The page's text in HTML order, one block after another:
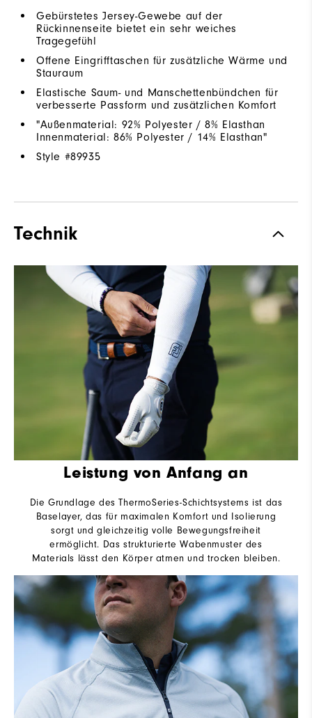
Gebürstetes Jersey-Gewebe auf der
Rückinnenseite bietet ein sehr weiches
Tragegefühl
Offene Eingrifftaschen für zusätzliche Wärme und
Stauraum
Elastische Saum- und Manschettenbündchen für
verbesserte Passform und zusätzlichen Komfort
"Außenmaterial: 92% Polyester / 8% Elasthan
Innenmaterial: 86% Polyester / 14% Elasthan"
Style #89935
Technik
Leistung von Anfang an
Die Grundlage des ThermoSeries-Schichtsystems ist das
Baselayer, das für maximalen Komfort und Isolierung
sorgt und gleichzeitig volle Bewegungsfreiheit
ermöglicht. Das strukturierte Wabenmuster des
Materials lässt den Körper atmen und trocken bleiben.